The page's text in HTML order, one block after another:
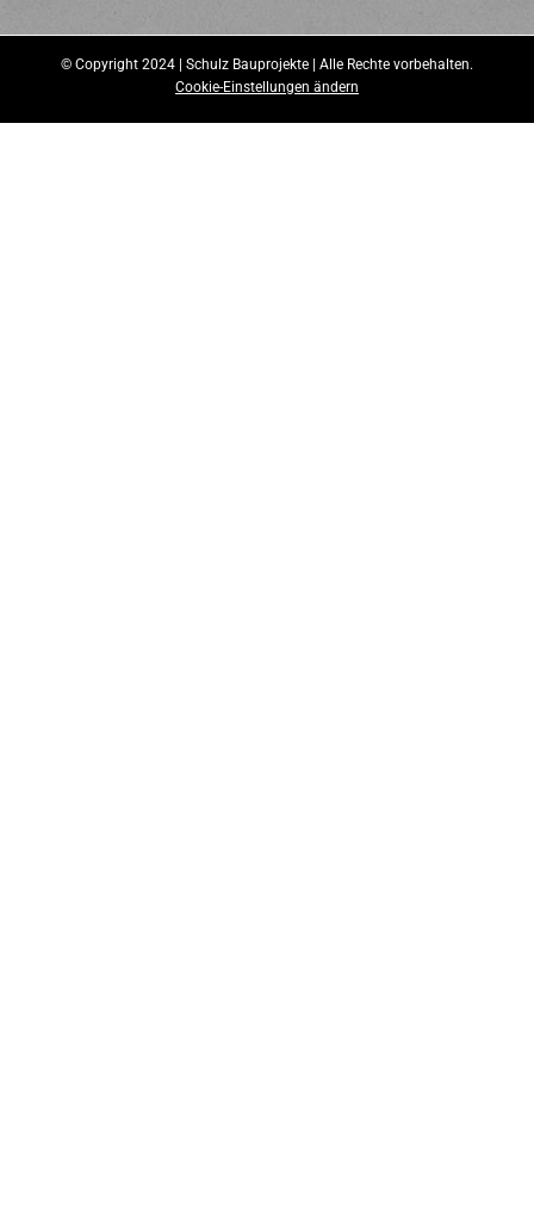
© Copyright 2024 | Schulz Bauprojekte | Alle Rechte vorbehalten.
Cookie-Einstellungen ändern